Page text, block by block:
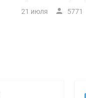
21 июля 5771